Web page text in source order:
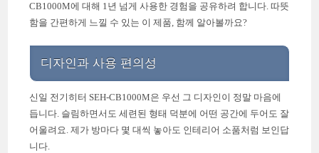
CB1000M에 대해 1년 넘게 사용한 경험을 공유하려 합니다. 따뜻
함을 간편하게 느낄 수 있는 이 제품, 함께 알아볼까요?
디자인과 사용 편의성
신일 전기히터 SEH-CB1000M은 우선 그 디자인이 정말 마음에
듭니다. 슬림하면서도 세련된 형태 덕분에 어떤 공간에 두어도 잘
어울려요. 제가 방마다 몇 대씩 놓아도 인테리어 소품처럼 보인답
니다.